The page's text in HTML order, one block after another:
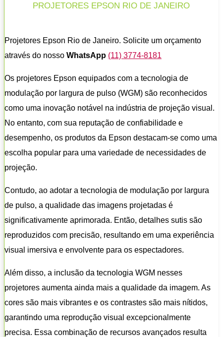
PROJETORES EPSON RIO DE JANEIRO
Projetores Epson Rio de Janeiro. Solicite um orçamento
através do nosso WhatsApp (11) 3774-8181
Os projetores Epson equipados com a tecnologia de
modulação por largura de pulso (WGM) são reconhecidos
como uma inovação notável na indústria de projeção visual.
No entanto, com sua reputação de confiabilidade e
desempenho, os produtos da Epson destacam-se como uma
escolha popular para uma variedade de necessidades de
projeção.
Contudo, ao adotar a tecnologia de modulação por largura
de pulso, a qualidade das imagens projetadas é
significativamente aprimorada. Então, detalhes sutis são
reproduzidos com precisão, resultando em uma experiência
visual imersiva e envolvente para os espectadores.
Além disso, a inclusão da tecnologia WGM nesses
projetores aumenta ainda mais a qualidade da imagem. As
cores são mais vibrantes e os contrastes são mais nítidos,
garantindo uma reprodução visual excepcionalmente
precisa. Essa combinação de recursos avançados resulta